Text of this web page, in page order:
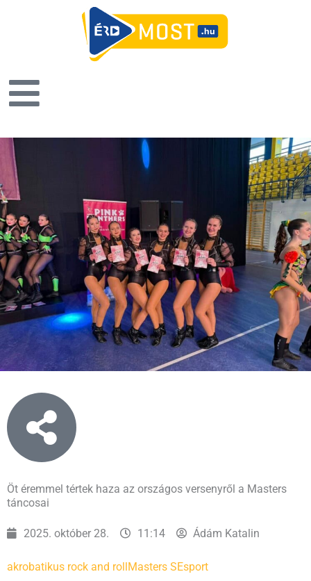
Öt éremmel tértek haza az országos versenyről a Masters
táncosai
2025. október 28. 11:14 Ádám Katalin
akrobatikus rock and roll Masters SEsport